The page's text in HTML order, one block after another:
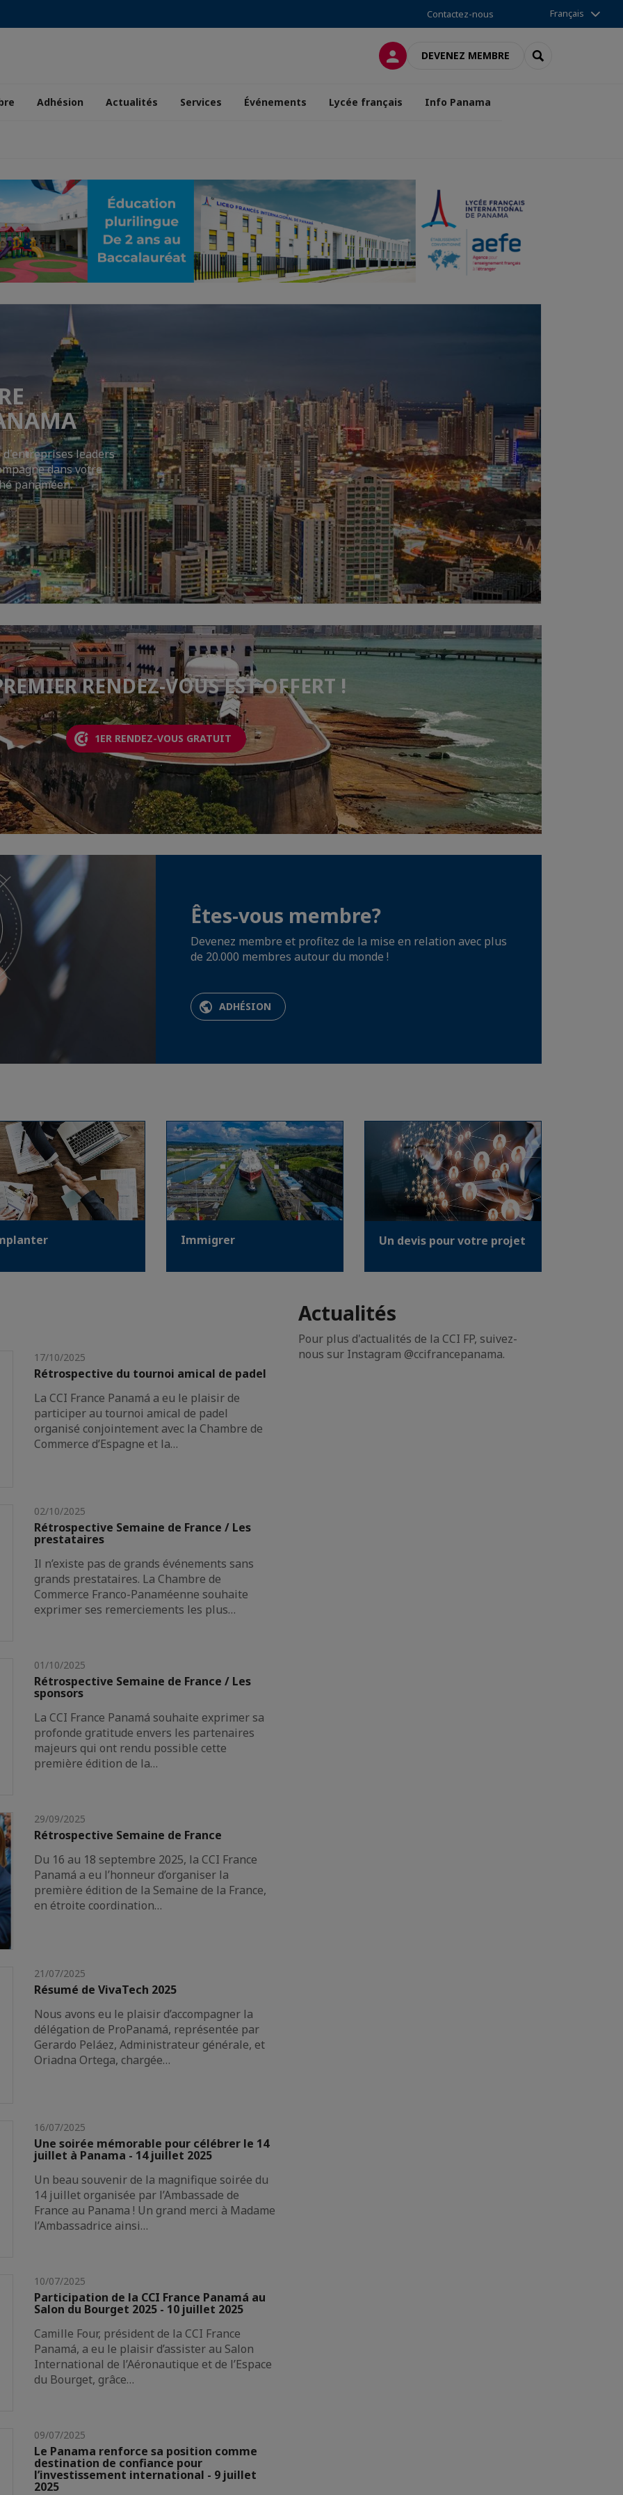
Contactez-nous Français
CONNEXIONDEVENEZ MEMBRE RECHERCHER
Adhésion Actualités Services Événements Lycée français Info Panama
d'entreprises leaders
dans votre
panaméen.
RENDEZ-VOUS EST OFFERT !
1ER RENDEZ-VOUS GRATUIT
Êtes-vous membre?
Devenez membre et profitez de la mise en relation avec plus
de 20.000 membres autour du monde !
ADHÉSION
Immigrer Un devis pour votre projet
17/10/2025
Rétrospective du tournoi amical de padel
La CCI France Panamá a eu le plaisir de
participer au tournoi amical de padel
organisé conjointement avec la Chambre de
Commerce d’Espagne et la…
02/10/2025
Rétrospective Semaine de France / Les
prestataires
Il n’existe pas de grands événements sans
grands prestataires. La Chambre de
Commerce Franco-Panaméenne souhaite
exprimer ses remerciements les plus…
01/10/2025
Rétrospective Semaine de France / Les
sponsors
La CCI France Panamá souhaite exprimer sa
profonde gratitude envers les partenaires
majeurs qui ont rendu possible cette
première édition de la…
29/09/2025
Rétrospective Semaine de France
Du 16 au 18 septembre 2025, la CCI France
Panamá a eu l’honneur d’organiser la
première édition de la Semaine de la France,
en étroite coordination…
21/07/2025
Résumé de VivaTech 2025
Nous avons eu le plaisir d’accompagner la
délégation de ProPanamá, représentée par
Gerardo Peláez, Administrateur générale, et
Oriadna Ortega, chargée…
16/07/2025
Une soirée mémorable pour célébrer le 14
juillet à Panama - 14 juillet 2025
Un beau souvenir de la magnifique soirée du
14 juillet organisée par l’Ambassade de
France au Panama ! Un grand merci à Madame
l’Ambassadrice ainsi…
10/07/2025
Participation de la CCI France Panamá au
Salon du Bourget 2025 - 10 juillet 2025
Camille Four, président de la CCI France
Panamá, a eu le plaisir d’assister au Salon
International de l’Aéronautique et de l’Espace
du Bourget, grâce…
09/07/2025
Le Panama renforce sa position comme
destination de confiance pour
l’investissement international - 9 juillet
2025
Actualités
Pour plus d'actualités de la CCI FP, suivez-
nous sur Instagram @ccifrancepanama.